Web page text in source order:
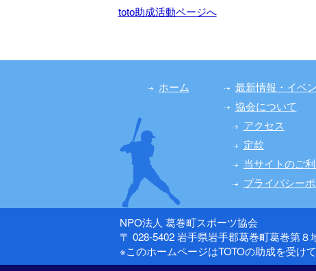
toto助成活動ページへ
ホーム
最新情報・イベ
協会について
アクセス
定款
当サイトのご
プライバシー
NPO法人 葛巻町スポーツ協会
〒 028-5402 岩手県岩手郡葛巻町葛巻第８
※このホームページはTOTOの助成を受け